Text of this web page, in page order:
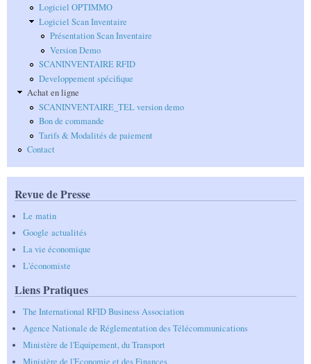
Logiciel OPTIMMO
Logiciel Scan Inventaire
Présentation Scan Inventaire
Version Demo
SCANINVENTAIRE RFID
Developpement spécifique
Achat en ligne
SCANINVENTAIRE_TEL version demo
Bon de commande
Tarifs & Modalités de paiement
Contact
Revue de Presse
Le matin
Google actualités
La vie économique
L'économiste
Liens Pratiques
The International RFID Business Association
Agence Nationale de Réglementation des Télécommunications
Ministère de l'Equipement, du Transport